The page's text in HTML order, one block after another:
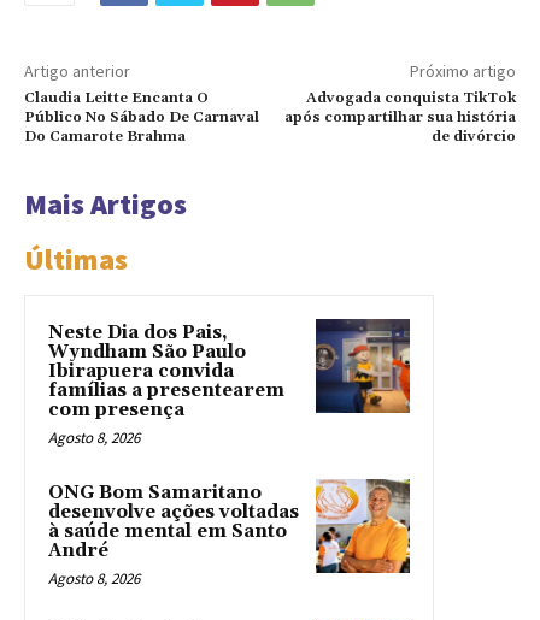
Artigo anterior
Claudia Leitte Encanta O
Público No Sábado De Carnaval
Do Camarote Brahma
Próximo artigo
Advogada conquista TikTok
após compartilhar sua história
de divórcio
Mais Artigos
Últimas
Neste Dia dos Pais,
Wyndham São Paulo
Ibirapuera convida
famílias a presentearem
com presença
Agosto 8, 2026
ONG Bom Samaritano
desenvolve ações voltadas
à saúde mental em Santo
André
Agosto 8, 2026